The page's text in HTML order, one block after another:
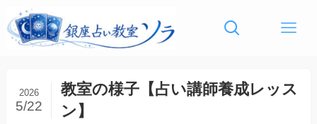
教室の様子【占い講師養成レッス
ン】
2026
5/22